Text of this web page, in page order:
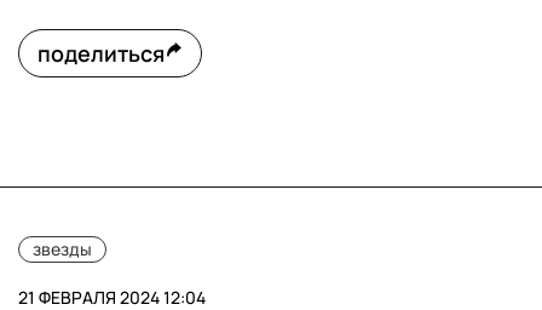
поделиться
звезды
21 ФЕВРАЛЯ 2024 12:04